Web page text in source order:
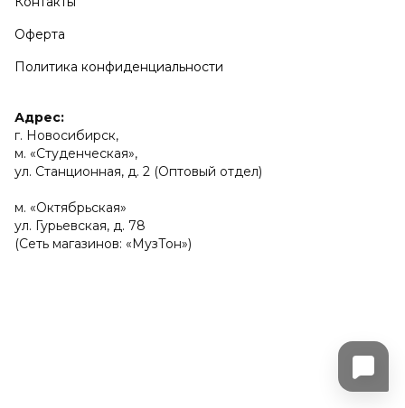
Оферта
Политика конфиденциальности
Адрес:
г. Новосибирск,
м. «Студенческая»,
ул. Станционная, д. 2 (Оптовый отдел)
м. «Октябрьская»
ул. Гурьевская, д. 78
(Сеть магазинов: «МузТон»)